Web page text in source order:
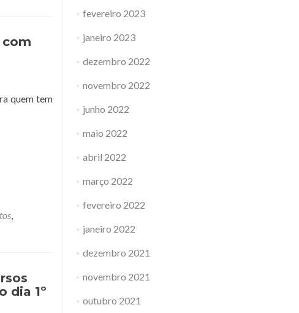
com
quem tem
,
dia 1º
fevereiro 2023
janeiro 2023
dezembro 2022
novembro 2022
junho 2022
maio 2022
abril 2022
março 2022
fevereiro 2022
janeiro 2022
dezembro 2021
novembro 2021
outubro 2021